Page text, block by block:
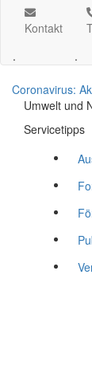
Kontakt
.
.
Coronavirus:
Umwelt und
Servicetipps